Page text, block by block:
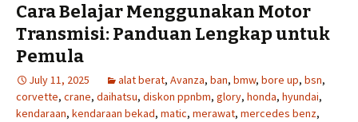
Cara Belajar Menggunakan Motor
Transmisi: Panduan Lengkap untuk
Pemula
July 11, 2025 alat berat, Avanza, ban, bmw, bore up, bsn,
corvette, crane, daihatsu, diskon ppnbm, glory, honda, hyundai,
kendaraan, kendaraan bekad, matic, merawat, mercedes benz,